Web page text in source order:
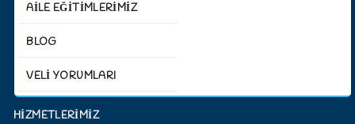
AİLE EĞİTİMLERİMİZ
BLOG
VELİ YORUMLARI
HİZMETLERİMİZ